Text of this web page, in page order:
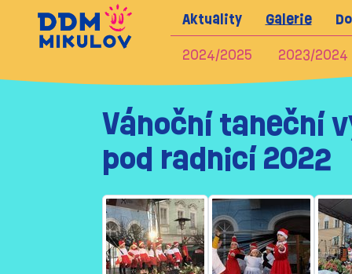
Aktuality Galerie
2024/2025
2023/2024
Vánoční taneční
pod radnicí 2022